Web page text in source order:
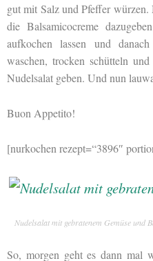
gut mit Salz und Pfeffer
die Balsamicocreme
aufkochen lassen und
waschen, trocken schütteln
Nudelsalat geben. Und nun
Buon Appetito!
[nurkochen rezept=“3896″
Nudelsalat mit gebratenem Gemüse und
So, morgen geht es dann mal